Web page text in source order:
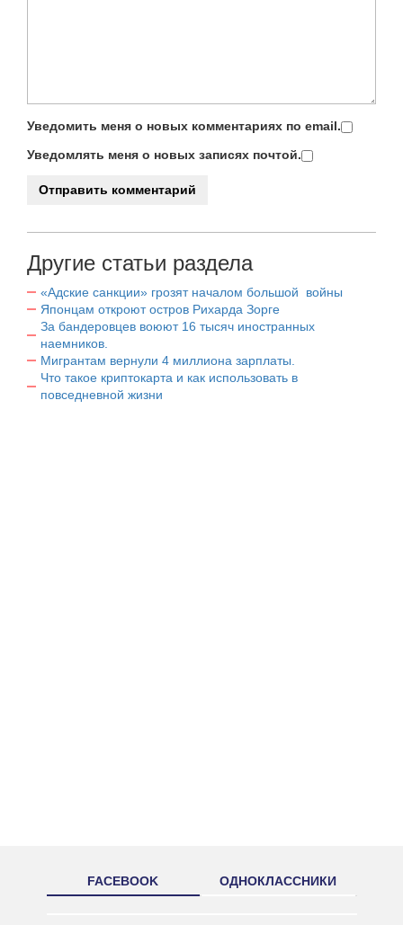
Уведомить меня о новых комментариях по email.
Уведомлять меня о новых записях почтой.
Другие статьи раздела
«Адские санкции» грозят началом большой войны
Японцам откроют остров Рихарда Зорге
За бандеровцев воюют 16 тысяч иностранных
наемников.
Мигрантам вернули 4 миллиона зарплаты.
Что такое криптокарта и как использовать в
повседневной жизни
FACEBOOK ОДНОКЛАССНИКИ